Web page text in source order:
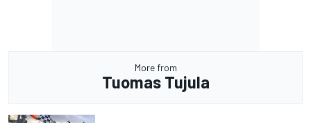
More from
Tuomas Tujula